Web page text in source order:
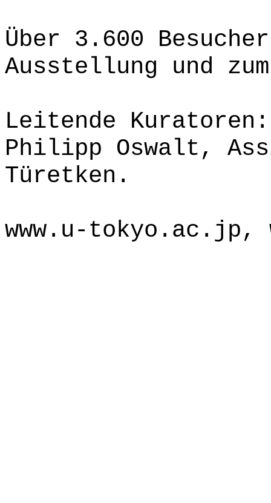
Über 3.600
Ausstellung und
Leitende
Philipp Oswalt,
Türetken.
www.u-tokyo.ac.jp,